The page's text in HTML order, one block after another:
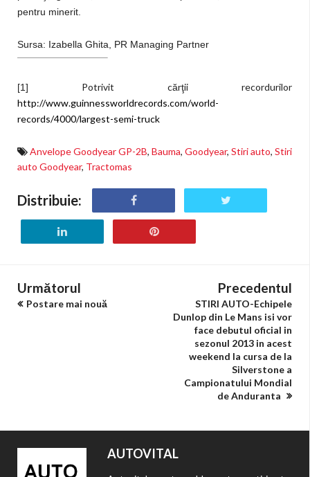
pentru minerit.
Sursa: Izabella Ghita, PR Managing Partner
[1] Potrivit cărţii recordurilor
http://www.guinnessworldrecords.com/world-
records/4000/largest-semi-truck
Anvelope Goodyear GP-2B, Bauma, Goodyear, Stiri auto, Stiri
auto Goodyear, Tractomas
Distribuie:
Următorul
Postare mai nouă
Precedentul
STIRI AUTO-Echipele
Dunlop din Le Mans isi vor
face debutul oficial in
sezonul 2013 in acest
weekend la cursa de la
Silverstone a
Campionatului Mondial
de Anduranta
AUTOVITAL